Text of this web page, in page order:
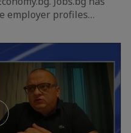
employer profiles…